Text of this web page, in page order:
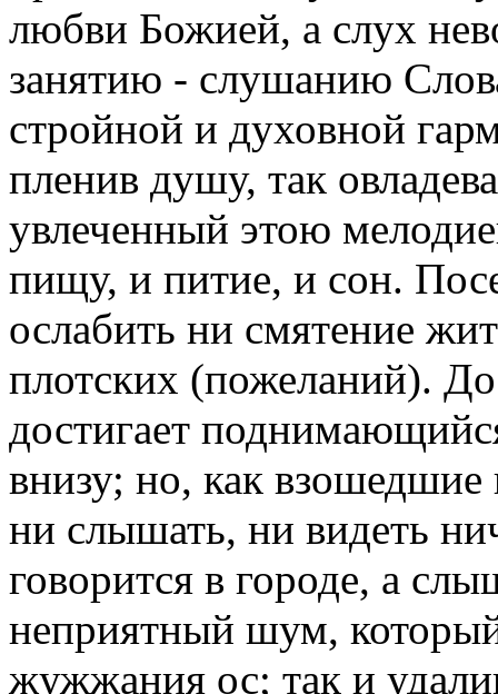
любви Божией, а слух
занятию - слушанию
стройной и духовной
пленив душу, так
увлеченный этою
пищу, и питие, и сон.
ослабить ни смятение
плотских (пожеланий).
достигает
внизу; но, как
ни слышать, ни видеть
говорится в городе, а
неприятный шум,
жужжания ос; так и